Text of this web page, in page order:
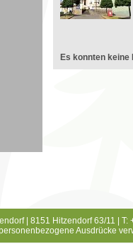
Es konnten keine
| 8151 Hitzendorf 63/11 |
Ausdrücke